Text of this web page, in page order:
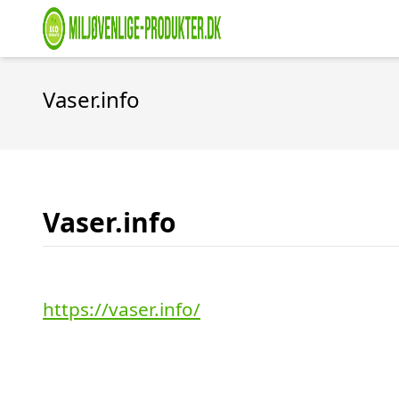
Vaser.info
Vaser.info
https://vaser.info/